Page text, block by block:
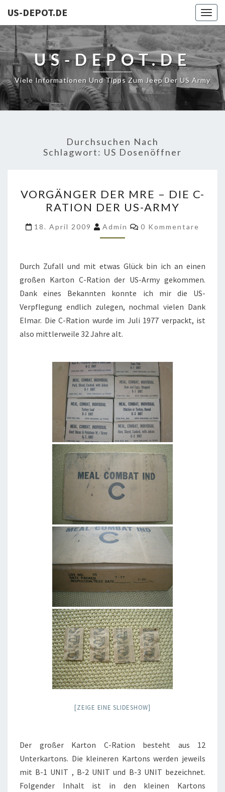
US-DEPOT.DE
US-DEPOT.DE
Viele Informationen Und Tipps Zum Jeep Der US Army
Durchsuchen Nach
Schlagwort: US Dosenöffner
DER
MRE
–
DIE
RATION
DER
US-
ARMY
VORGÄNGER DER MRE – DIE C-
RATION DER US-ARMY
18. April 2009 Admin Kommentare
0 Kommentare
Durch Zufall und mit etwas Glück bin ich an einen
großen Karton C-Ration der US-Army gekommen.
Dank eines Bekannten konnte ich mir die US-
Verpflegung endlich zulegen, nochmal vielen Dank
Elmar. Die C-Ration wurde im Juli 1977 verpackt, ist
also mittlerweile 32 Jahre alt.
[ZEIGE EINE SLIDESHOW]
Der großer Karton C-Ration besteht aus 12
Unterkartons. Die kleineren Kartons werden jeweils
mit B-1 UNIT , B-2 UNIT und B-3 UNIT bezeichnet.
Folgender Inhalt ist in den kleinen Kartons